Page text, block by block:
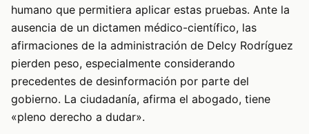
humano que permitiera aplicar estas pruebas. Ante la
ausencia de un dictamen médico-científico, las
afirmaciones de la administración de Delcy Rodríguez
pierden peso, especialmente considerando
precedentes de desinformación por parte del
gobierno. La ciudadanía, afirma el abogado, tiene
«pleno derecho a dudar».